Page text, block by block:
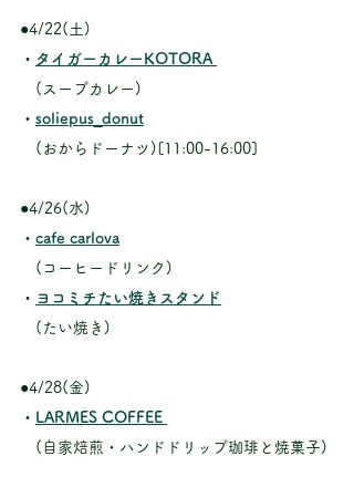
●4/22(土)
・ タイガーカレーKOTORA
(スープカレー)
・ soliepus_donut
(おからドーナツ)[11:00-16:00]
●4/26(水)
・ cafe carlova
(コーヒードリンク)
・ ヨコミチたい焼きスタンド
(たい焼き)
●4/28(金)
・ LARMES COFFEE
(自家焙煎・ハンドドリップ珈琲と焼菓子)